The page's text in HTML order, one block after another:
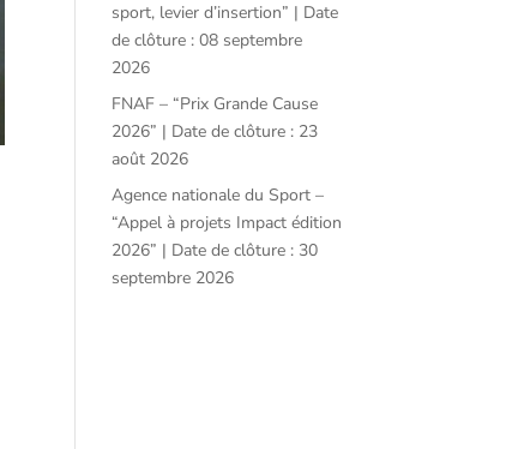
sport, levier d’insertion” | Date
de clôture : 08 septembre
2026
FNAF – “Prix Grande Cause
2026” | Date de clôture : 23
août 2026
Agence nationale du Sport –
“Appel à projets Impact édition
2026” | Date de clôture : 30
septembre 2026